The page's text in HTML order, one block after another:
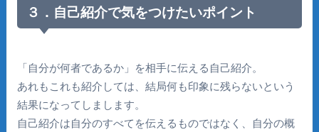
３．自己紹介で気をつけたいポイント
「自分が何者であるか」を相手に伝える自己紹介。
あれもこれも紹介しては、結局何も印象に残らないという
結果になってしまします。
自己紹介は自分のすべてを伝えるものではなく、自分の概